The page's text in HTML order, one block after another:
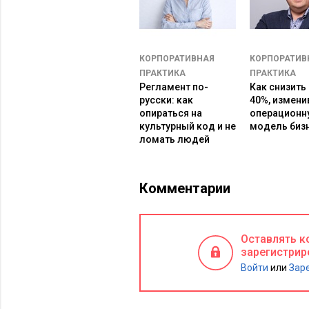
конкуренции, она никогда не
хорошей репутации помогает
персонала приверженности к
Укрепление репутации –
повышенной бдительностью.
КОРПОРАТИВНАЯ
ПРАКТИКА
Регламент по-
русски: как
опираться на
культурный код и не
ломать людей
ПРАКТИКА
Как
40%,
модель
Комментарии
Оставлять
Войти или